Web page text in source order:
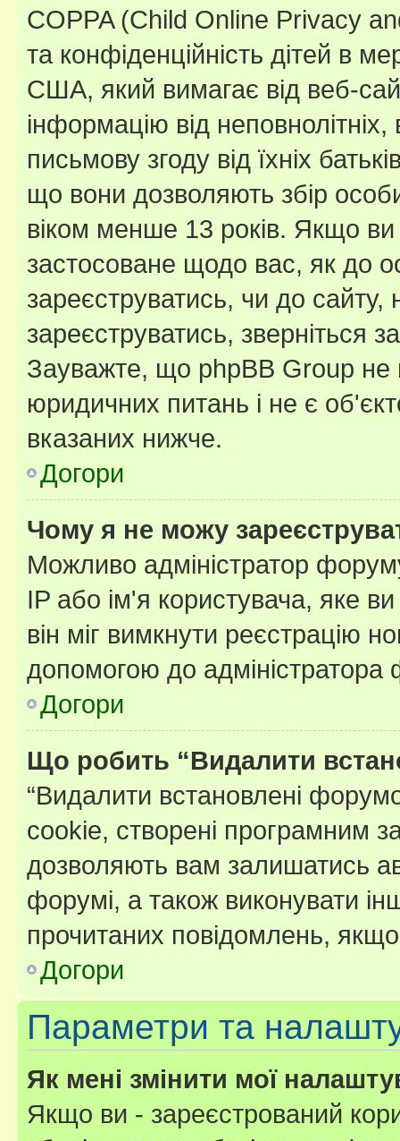
COPPA (Child Online Privacy
та конфіденційність дітей в
США, який вимагає від веб-
інформацію від
письмову згоду від їхніх
що вони дозволяють збір
віком менше 13 років. Якщо
застосоване щодо вас, як до
зареєструватись, чи до
зареєструватись, зверніться
Зауважте, що phpBB Group не
юридичних питань і не є
вказаних нижче.
Догори
Чому я не можу
Можливо адміністратор
IP або ім'я користувача, яке
він міг вимкнути реєстрацію
допомогою до адміністратора
Догори
Що робить “Видалити
“Видалити встановлені
cookie, створені програмним
дозволяють вам залишатись
форумі, а також виконувати
прочитаних повідомлень,
Догори
Параметри та
Як мені змінити мої
Якщо ви - зареєстрований